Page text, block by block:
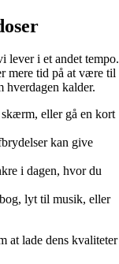
lever i et andet tempo.
mere tid på at være til
hverdagen kalder.
eller gå en kort
kan give
i dagen, hvor du
lyt til musik, eller
at lade dens kvaliteter